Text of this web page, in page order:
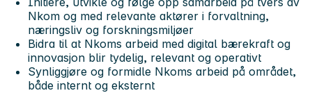
Nkom og med relevante aktører i forvaltning,
næringsliv og forskningsmiljøer
Bidra til at Nkoms arbeid med digital bærekraft og
innovasjon blir tydelig, relevant og operativt
Synliggjøre og formidle Nkoms arbeid på området,
både internt og eksternt